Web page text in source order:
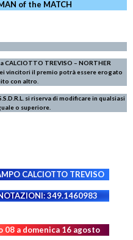
of the MATCH
CALCIOTTO TREVISO – NORTHER
vincitori il premio potrà essere erogato
con altro
si riserva di modificare in qualsiasi
o superiore.
CALCIOTTO TREVISO
349.1460983
08 a domenica 16 agosto